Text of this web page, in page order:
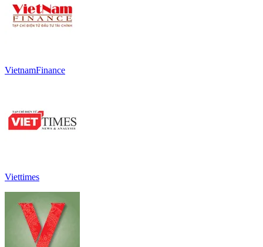
VietnamFinance
Viettimes